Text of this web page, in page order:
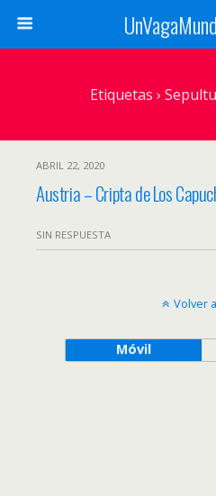
Etiquetas ›
ABRIL 22, 2020
Austria – Cripta de Los
SIN RESPUESTA
Volver
Móvil